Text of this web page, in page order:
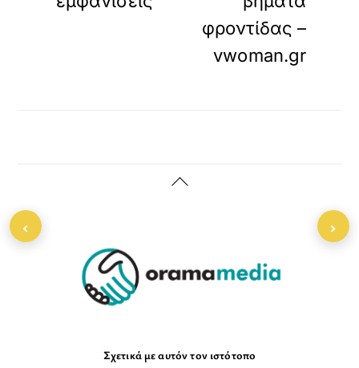
φροντίδας –
vwoman.gr
Back
Σχετικά με αυτόν τον ιστότοπο
‹ ›